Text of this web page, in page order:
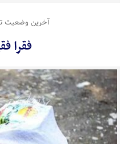
آخرین وضعیت
فقرا